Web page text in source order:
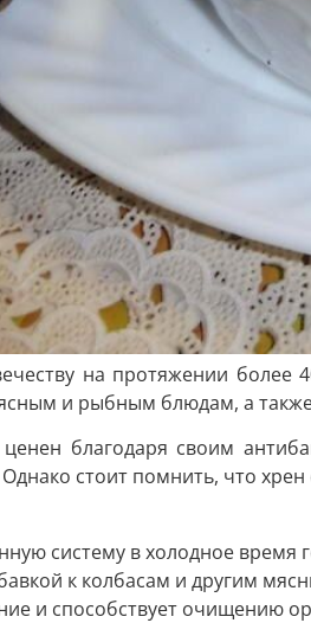
на протяжении более
и рыбным блюдам, а
благодаря своим
стоит помнить, что
систему в холодное время
к колбасам и другим
и способствует очищению